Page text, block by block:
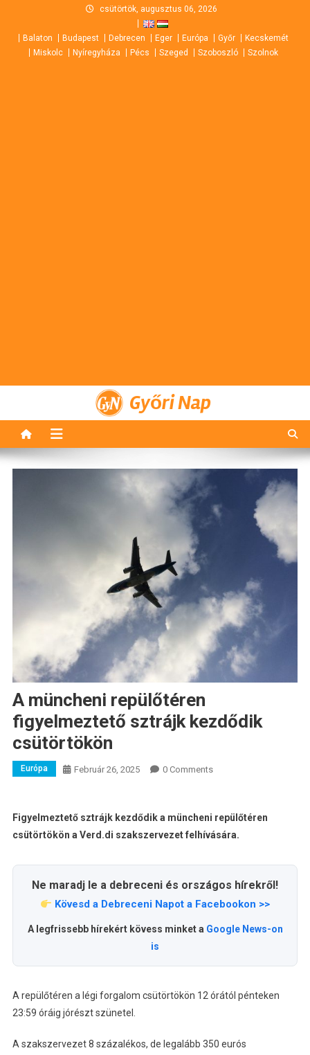
content
csütörtök, augusztus 06, 2026
Balaton Budapest Debrecen Eger Európa Győr
Kecskemét
Miskolc
Nyíregyháza Pécs Szeged Szoboszló Szolnok
Győri Nap
A müncheni repülőtéren
figyelmeztető sztrájk kezdődik
csütörtökön
Európa Február 26, 2025 0 Comments
Figyelmeztető sztrájk kezdődik a müncheni repülőtéren
csütörtökön a Verd.di szakszervezet felhívására.
Ne maradj le a debreceni és országos hírekről!
Kövesd a Debreceni Napot a Facebookon >>
A legfrissebb hírekért kövess minket a Google News-on
is
A repülőtéren a légi forgalom csütörtökön 12 órától pénteken
23:59 óráig jórészt szünetel.
A szakszervezet 8 százalékos, de legalább 350 eurós